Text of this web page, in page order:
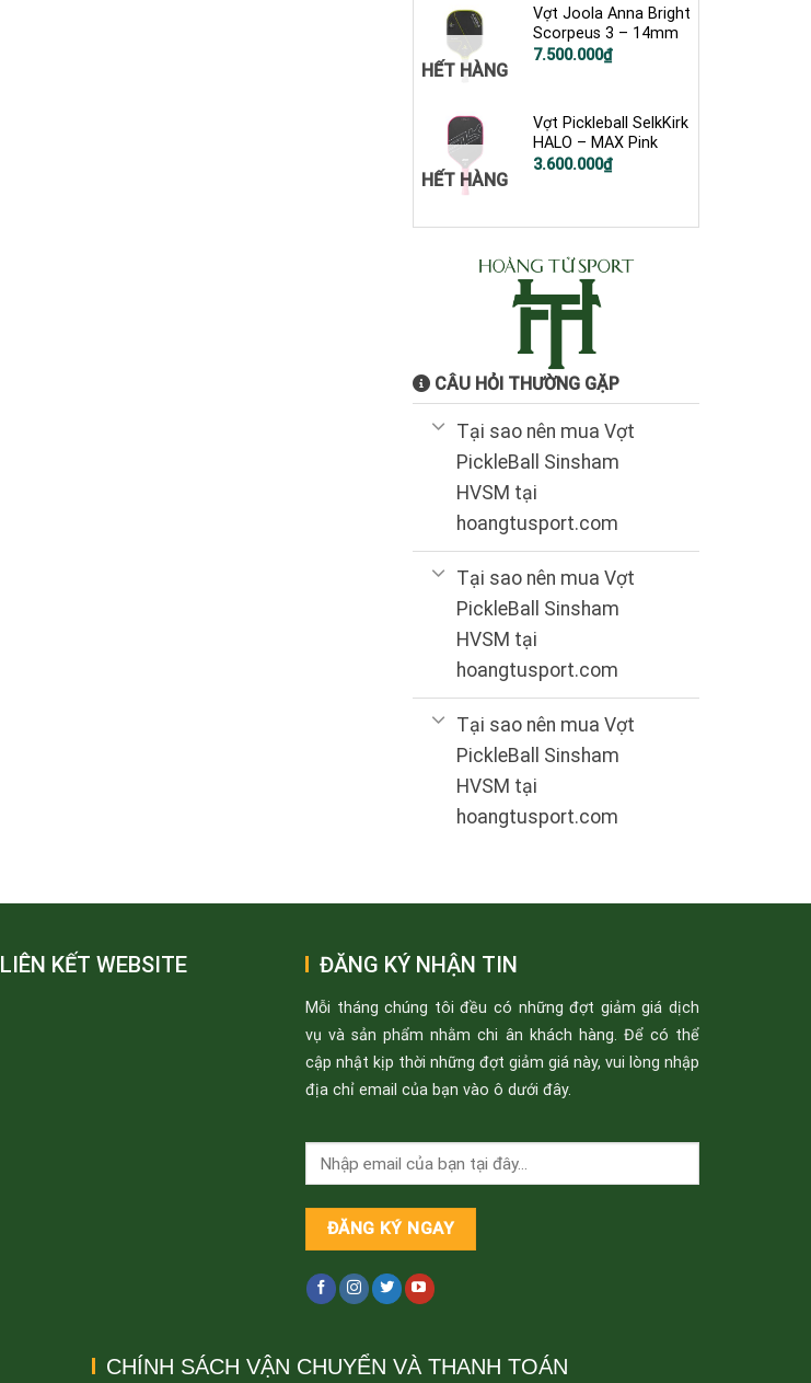
1.700.000₫.
HẾT HÀNG
Vợt Joola Anna Bright
Scorpeus 3 – 14mm
7.500.000₫
HẾT HÀNG
Vợt Pickleball SelkKirk
HALO – MAX Pink
Giá
3.600.000₫
Giá
3.600.000₫.
CÂU HỎI THƯỜNG GẶP
Tại sao nên mua Vợt
PickleBall Sinsham
HVSM tại
hoangtusport.com
Tại sao nên mua Vợt
PickleBall Sinsham
HVSM tại
hoangtusport.com
Tại sao nên mua Vợt
PickleBall Sinsham
HVSM tại
hoangtusport.com
LIÊN KẾT WEBSITE ĐĂNG KÝ NHẬN TIN
Mỗi tháng chúng tôi đều có những đợt giảm giá dịch
vụ và sản phẩm nhằm chi ân khách hàng. Để có thể
cập nhật kịp thời những đợt giảm giá này, vui lòng nhập
địa chỉ email của bạn vào ô dưới đây.
CHÍNH SÁCH VẬN CHUYỂN VÀ THANH TOÁN